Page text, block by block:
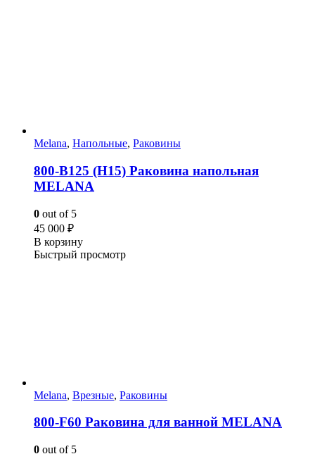
Melana, Напольные, Раковины
800-В125 (Н15) Раковина напольная
MELANA
0 out of 5
45 000 ₽
В корзину
Быстрый просмотр
Melana, Врезные, Раковины
800-F60 Раковина для ванной MELANA
0 out of 5